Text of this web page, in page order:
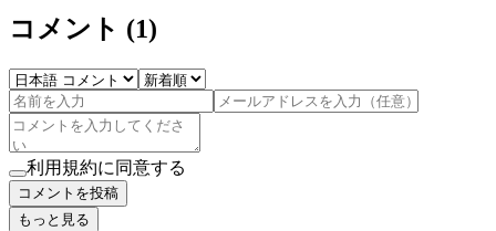
コメント (1)
利用規約に同意する
コメントを投稿
もっと見る